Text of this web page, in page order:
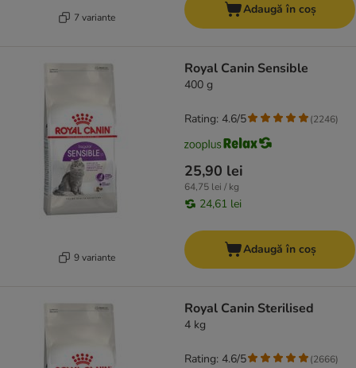
7 variante
Adaugă în coș
9 variante
Royal Canin Sensible
400 g
25,90 lei
64,75 lei / kg
24,61 lei
Rating: 4.6/5 (2246)
Adaugă în coș
Royal Canin Sterilised
4 kg
Rating: 4.6/5 (2666)